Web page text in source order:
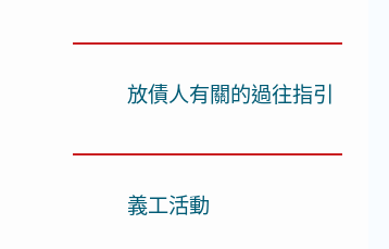
放債人有關的過往指引
義工活動